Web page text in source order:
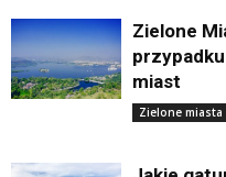
Zielone
miast
Zielone miasta